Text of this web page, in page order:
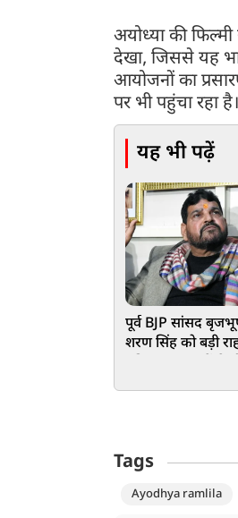
अयोध्या की
देखा, जिससे यह
आयोजनों का
पर भी पहुंचा रहा है।
यह भी पढ़ें
पूर्व BJP सांसद
शरण सिंह को बड़ी
Tags
Ayodhya ramlila